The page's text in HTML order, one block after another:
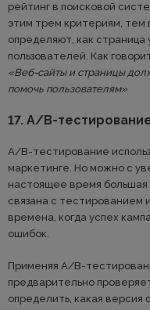
рейтинг в поисковой
этим трем критериям,
определяют, как
пользователей. Как
«Веб-сайты и страницы
помочь пользователям»
17. А/B-
А/B-тестирование
маркетинге. Но можно с
настоящее время большая
связана с тестированием
времена, когда успех
ошибок.
Применяя A/B-
предварительно
определить, какая версия